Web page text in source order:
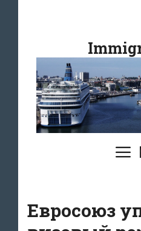
содержимому
Евросоюз